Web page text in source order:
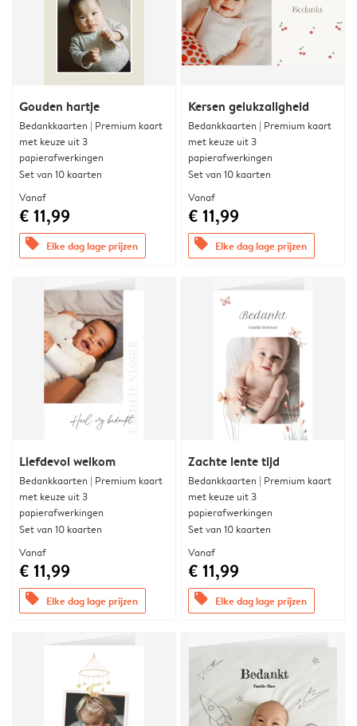
Gouden hartje
Bedankkaarten | Premium kaart
met keuze uit 3
papierafwerkingen
Set van 10 kaarten
Vanaf
€ 11,99
offers Elke dag lage prijzen
Kersen gelukzaligheid
Bedankkaarten | Premium kaart
met keuze uit 3
papierafwerkingen
Set van 10 kaarten
Vanaf
€ 11,99
offers Elke dag lage prijzen
Liefdevol welkom
Bedankkaarten | Premium kaart
met keuze uit 3
papierafwerkingen
Set van 10 kaarten
Vanaf
€ 11,99
offers Elke dag lage prijzen
Zachte lente tijd
Bedankkaarten | Premium kaart
met keuze uit 3
papierafwerkingen
Set van 10 kaarten
Vanaf
€ 11,99
offers Elke dag lage prijzen